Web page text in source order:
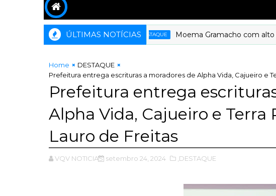
ÚLTIMAS NOTÍCIAS
DESTAQUE Moema Gramacho com alto
Home
DESTAQUE
Prefeitura entrega escrituras a moradores de Alpha Vida, Cajueiro e
Prefeitura entrega
Alpha Vida, Cajueiro e
Lauro de Freitas
VQV NOTICIAS setembro 24, 2024 ,DESTAQUE